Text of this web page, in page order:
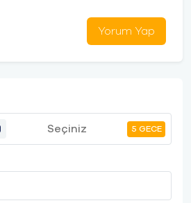
Yorum Yap
5 GECE